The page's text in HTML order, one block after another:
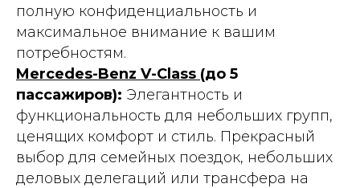
полную конфиденциальность и
максимальное внимание к вашим
потребностям.
Mercedes-Benz V-Class (до 5
пассажиров): Элегантность и
функциональность для небольших групп,
ценящих комфорт и стиль. Прекрасный
выбор для семейных поездок, небольших
деловых делегаций или трансфера на